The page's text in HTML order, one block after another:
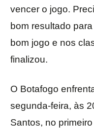
vencer o jogo.
bom resultado
bom jogo e nos
finalizou.
O Botafogo
segunda-feira, às
Santos, no